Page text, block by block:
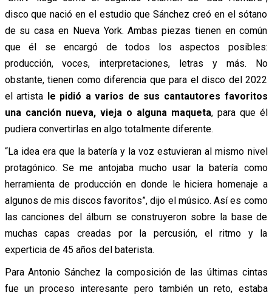
disco que nació en el estudio que Sánchez creó en el sótano
de su casa en Nueva York. Ambas piezas tienen en común
que él se encargó de todos los aspectos posibles:
producción, voces, interpretaciones, letras y más. No
obstante, tienen como diferencia que para el disco del 2022
el artista le pidió a varios de sus cantautores favoritos
una canción nueva, vieja o alguna maqueta, para que él
pudiera convertirlas en algo totalmente diferente.
“La idea era que la batería y la voz estuvieran al mismo nivel
protagónico. Se me antojaba mucho usar la batería como
herramienta de producción en donde le hiciera homenaje a
algunos de mis discos favoritos”, dijo el músico. Así es como
las canciones del álbum se construyeron sobre la base de
muchas capas creadas por la percusión, el ritmo y la
experticia de 45 años del baterista.
Para Antonio Sánchez la composición de las últimas cintas
fue un proceso interesante pero también un reto, estaba